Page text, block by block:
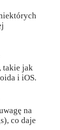
takie jak
i iOS.
na
co daje